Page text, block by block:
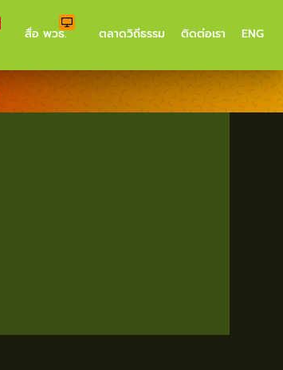
สื่อ พวธ. ตลาดวิถีธรรม ติดต่อเรา ENG